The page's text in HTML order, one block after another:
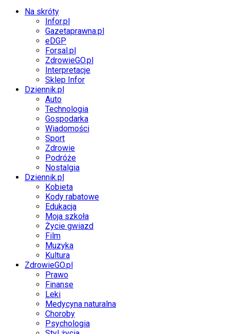
Magia
Horoskopy
Numerologia
Sennik
Kody rabatowe
gazetaprawna.pl
Forsal.pl
INFOR.pl
ZdrowieGO.pl
Na skróty
Infor.pl
Gazetaprawna.pl
eDGP
Forsal.pl
ZdrowieGO.pl
Interpretacje
Sklep Infor
Dziennik.pl
Auto
Technologia
Gospodarka
Wiadomości
Sport
Zdrowie
Podróże
Nostalgia
Dziennik.pl
Kobieta
Kody rabatowe
Edukacja
Moja szkoła
Życie gwiazd
Film
Muzyka
Kultura
ZdrowieGO.pl
Prawo
Finanse
Leki
Medycyna naturalna
Choroby
Psychologia